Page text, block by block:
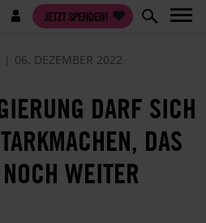
JETZT SPENDEN!
06. DEZEMBER 2022
DARF SICH
DAS
WEITER